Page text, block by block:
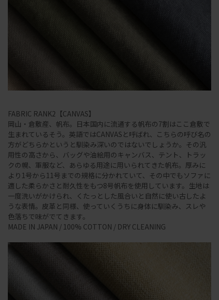
FABRIC RANK2【CANVAS】
岡山・倉敷産、帆布。日本国内に流通する帆布の7割はここ倉敷で
生まれているそう。英語ではCANVASと呼ばれ、こちらの呼び名の
方がどちらかというと馴染み深いのではないでしょうか。その汎
用性の高さから、バッグや油絵用のキャンバス、テント、トラッ
クの幌、軍服など、あらゆる用途に用いられてきた帆布。厚みに
より1号から11号までの規格に分かれていて、その中でもソファに
適した柔らかさと耐久性をもつ8号帆布を使用しています。生地は
一度洗いがかけられ、くたっとした風合いと自然に使い古したよ
うな表情。皮革と同様、使っていくうちに身体に馴染み、スレや
色落ちで味がでてきます。
MADE IN JAPAN / 100% COTTON / DRY CLEANING